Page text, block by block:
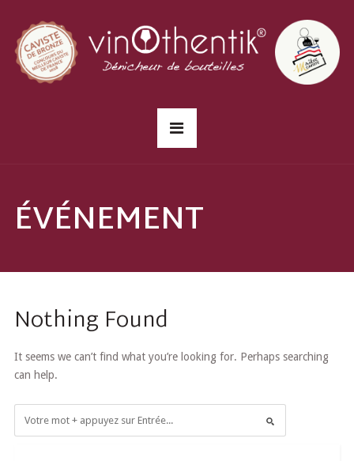
ÉVÉNEMENT
Nothing Found
It seems we can’t find what you’re looking for. Perhaps searching
can help.